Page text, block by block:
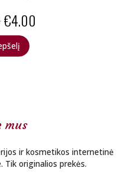
Original
price
was:
€4.00
mus
ir kosmetikos internetinė
originalios prekės.